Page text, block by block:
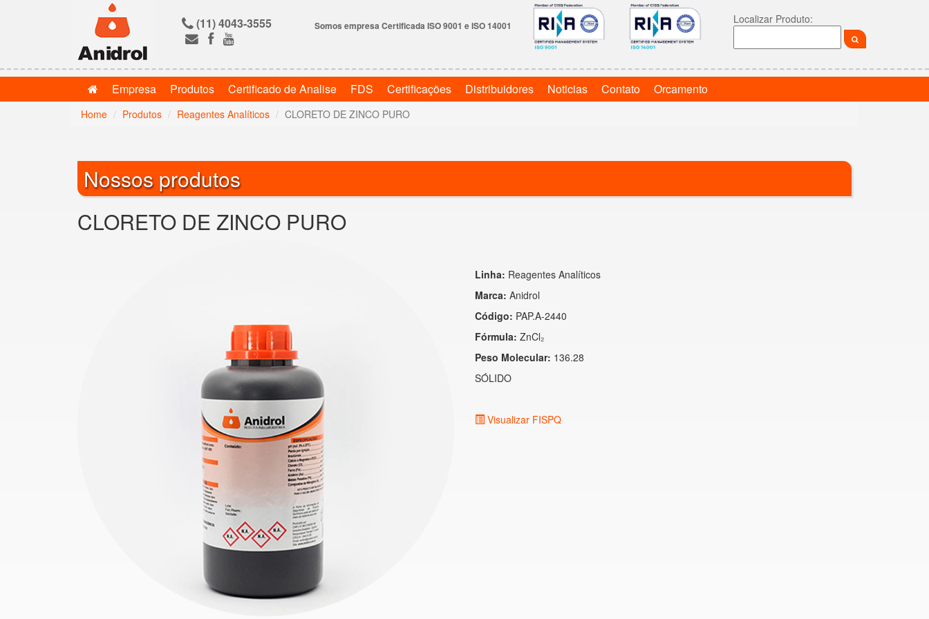
(11) 4043-3555 Somos empresa Certificada ISO 9001 e ISO 14001
Localizar Produto:
Empresa Produtos Certificado de Analise FDS Certificações Distribuidores Noticias Contato Orcamento
Home Produtos Reagentes Analíticos CLORETO DE ZINCO PURO
Nossos produtos
CLORETO DE ZINCO PURO
Linha: Reagentes Analíticos
Marca: Anidrol
Código: PAP.A-2440
Fórmula: ZnCl₂
Peso Molecular: 136.28
SÓLIDO
Visualizar FISPQ